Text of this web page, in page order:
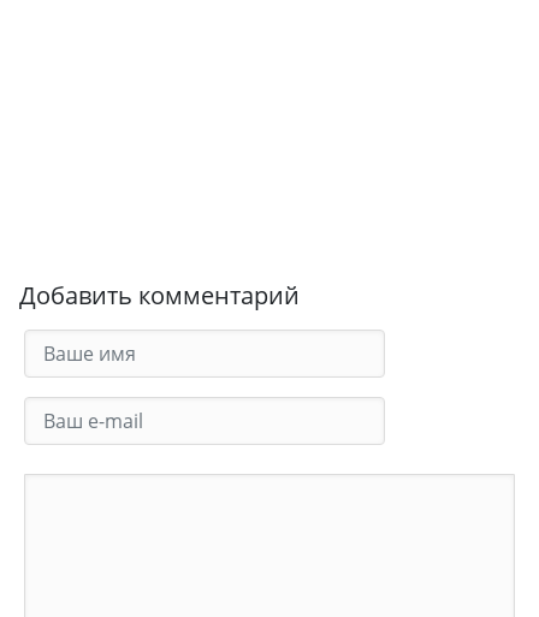
Добавить комментарий